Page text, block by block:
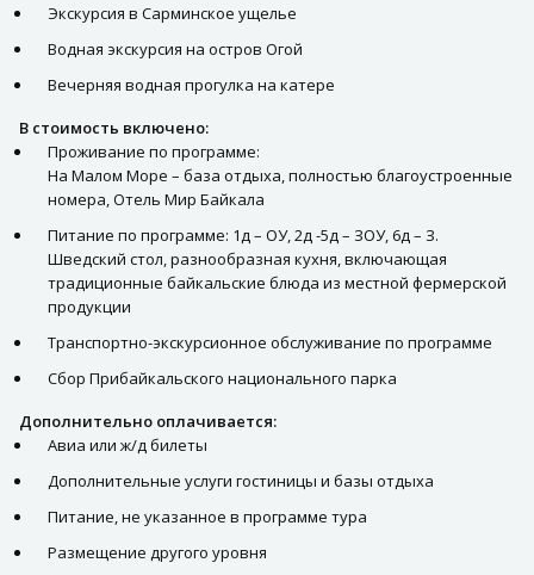
Экскурсия в Сарминское ущелье
Водная экскурсия на остров Огой
Вечерняя водная прогулка на катере
В стоимость включено:
Проживание по программе:
На Малом Море – база отдыха, полностью благоустроенные
номера, Отель Мир Байкала
Питание по программе: 1д – ОУ, 2д -5д – ЗОУ, 6д – З.
Шведский стол, разнообразная кухня, включающая
традиционные байкальские блюда из местной фермерской
продукции
Транспортно-экскурсионное обслуживание по программе
Сбор Прибайкальского национального парка
Дополнительно оплачивается:
Авиа или ж/д билеты
Дополнительные услуги гостиницы и базы отдыха
Питание, не указанное в программе тура
Размещение другого уровня